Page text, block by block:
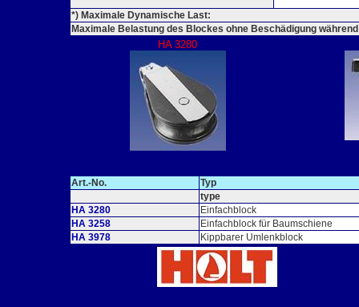
*) Maximale Dynamische Last:
Maximale Belastung des Blockes ohne Beschädigung
HA 3280
Art.-No.
Typ
type
HA 3280
Einfachblock
HA 3258
Einfachblock für Baumschiene
HA 3978
Kippbarer Umlenkblock